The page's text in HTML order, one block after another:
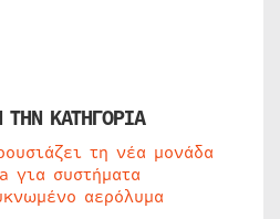
ΚΑΤΗΓΟΡΙΑ
τη νέα μονάδα
για συστήματα
αερόλυμα